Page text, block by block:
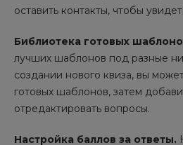
оставить контакты, чтобы
Библиотека готовых
лучших шаблонов под разные
создании нового квиза, вы
готовых шаблонов, затем
отредактировать вопросы.
Настройка баллов за ответы.